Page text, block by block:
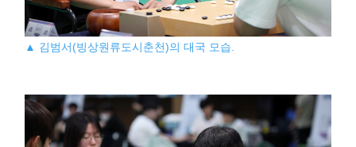
▲ 김범서(빙상원류도시춘천)의 대국 모습.